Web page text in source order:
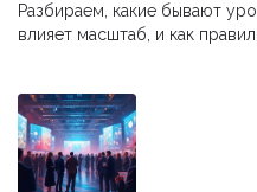
Разбираем, какие бывают
влияет масштаб, и как